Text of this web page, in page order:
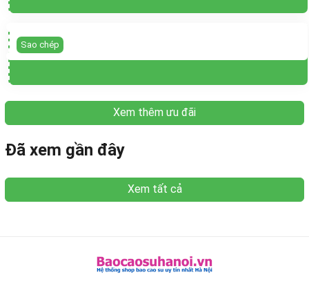
Sao chép
Xem thêm ưu đãi
Đã xem gần đây
Xem tất cả